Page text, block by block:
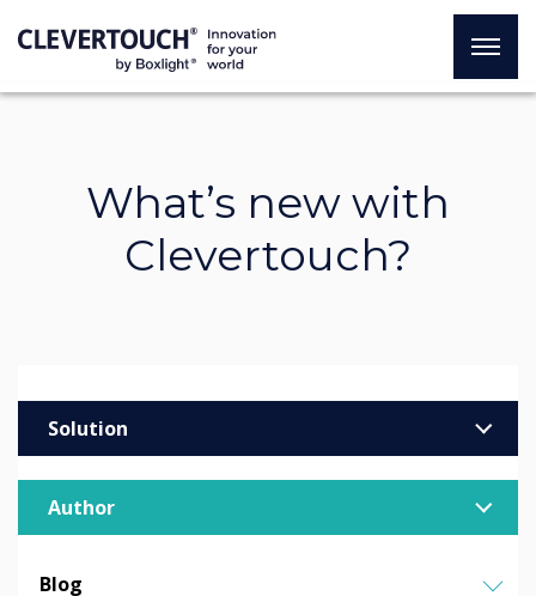
What’s new with
Clevertouch?
Solution
Author
Blog